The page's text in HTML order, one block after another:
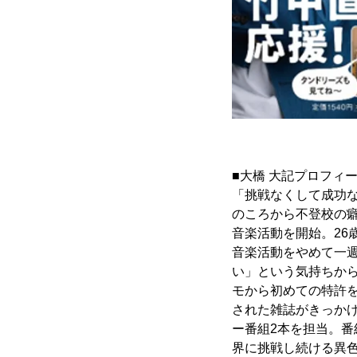
■大橋 大記プロフィ
「挑戦なくして成功
のころから不登校の
音楽活動を開始。26
音楽活動をやめて一
い」という気持ちか
モから初めての特許
された雑誌がきっか
ー番組2本を担当。
界に挑戦し続ける異